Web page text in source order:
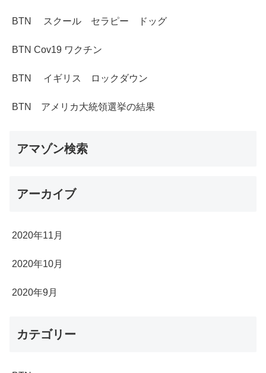
BTN スクール セラピー ドッグ
BTN Cov19 ワクチン
BTN イギリス ロックダウン
BTN アメリカ大統領選挙の結果
アマゾン検索
アーカイブ
2020年11月
2020年10月
2020年9月
カテゴリー